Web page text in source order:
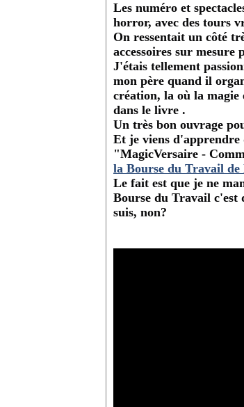
Les numéro et
horror, avec des tours
On ressentait un côté
accessoires sur mesure
J'étais tellement
mon père quand il
création, la où la magie
dans le livre .
Un très bon ouvrage
Et je viens d'apprendre
"MagicVersaire -
la Bourse du Travail de
Le fait est que je ne
Bourse du Travail c'est
suis, non?